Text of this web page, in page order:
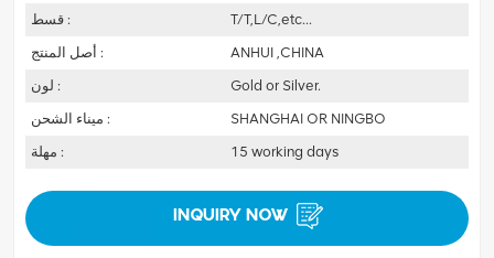
قسط :
T/T,L/C,etc...
أصل المنتج :
ANHUI ,CHINA
لون :
Gold or Silver.
ميناء الشحن :
SHANGHAI OR NINGBO
مهلة :
15 working days
INQUIRY NOW